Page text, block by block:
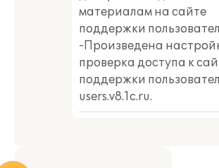
материалам на сайте
поддержки
-Произведена
проверка доступа к
поддержки
users.v8.1c.ru.